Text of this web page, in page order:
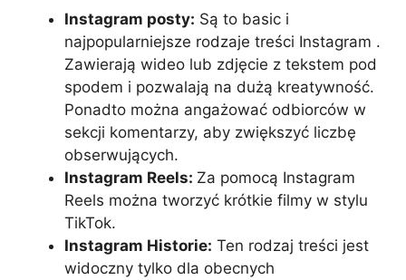
Instagram posty: Są to basic i
najpopularniejsze rodzaje treści Instagram .
Zawierają wideo lub zdjęcie z tekstem pod
spodem i pozwalają na dużą kreatywność.
Ponadto można angażować odbiorców w
sekcji komentarzy, aby zwiększyć liczbę
obserwujących.
Instagram Reels: Za pomocą Instagram
Reels można tworzyć krótkie filmy w stylu
TikTok.
Instagram Historie: Ten rodzaj treści jest
widoczny tylko dla obecnych